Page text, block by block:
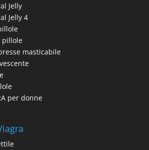
Jelly
Jelly 4
pillole
masticabile
per donne